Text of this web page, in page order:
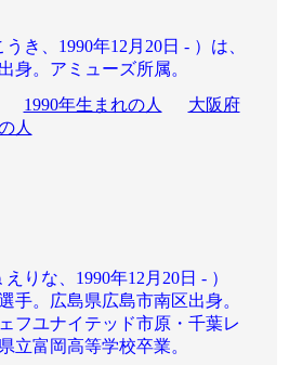
き、1990年12月20日 - ）は、
身。アミューズ所属。
1990年生まれの人
大阪府
人
りな、1990年12月20日 - ）
手。広島県広島市南区出身。
フユナイテッド市原・千葉レ
立富岡高等学校卒業。